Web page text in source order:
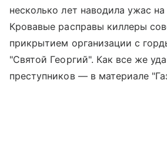
несколько лет наводила ужас
Кровавые расправы киллеры
прикрытием организации с
"Святой Георгий". Как все же
преступников — в материале